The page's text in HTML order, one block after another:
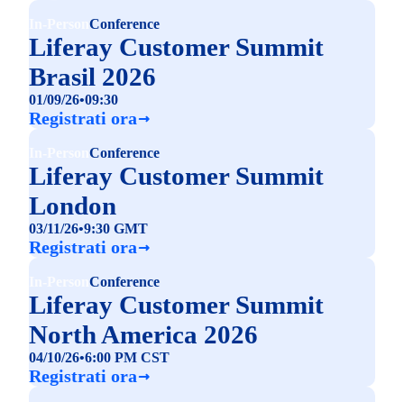
Conference
Liferay Customer Summit
Brasil 2026
01/09/26•09:30
Registrati ora
Conference
Liferay Customer Summit
London
03/11/26•9:30 GMT
Registrati ora
Conference
Liferay Customer Summit
North America 2026
04/10/26•6:00 PM CST
Registrati ora